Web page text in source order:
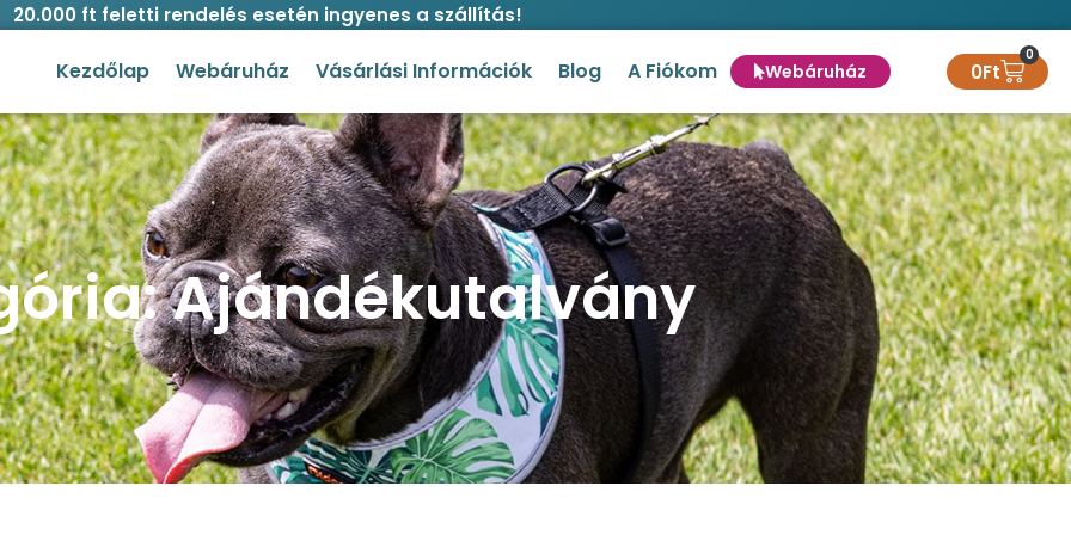
20.000 ft feletti rendelés esetén ingyenes a szállítás!
Kezdőlap Webáruház Vásárlási Információk Blog A Fiókom Webáruház 0Ft
0
Ajándékutalvány